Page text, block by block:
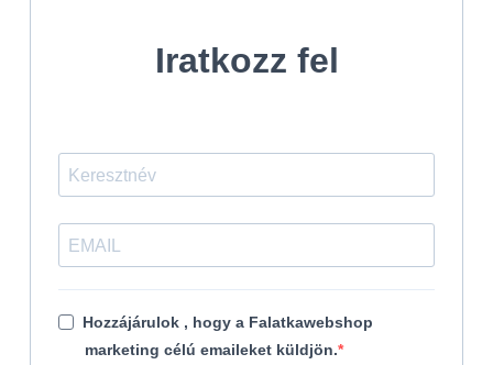
Iratkozz fel
Hozzájárulok , hogy a Falatkawebshop
marketing célú emaileket küldjön.